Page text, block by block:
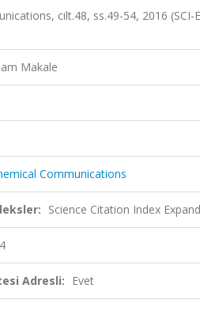
cilt.48, ss.49-54, 2016 (SCI-
Makale
Communications
Science Citation Index
Adresli: Evet